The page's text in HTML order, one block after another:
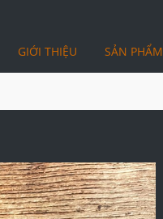
GIỚI THIỆU SẢN PHẨM